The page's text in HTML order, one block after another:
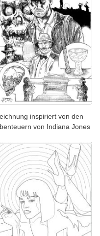
inspiriert von den
von Indiana Jones